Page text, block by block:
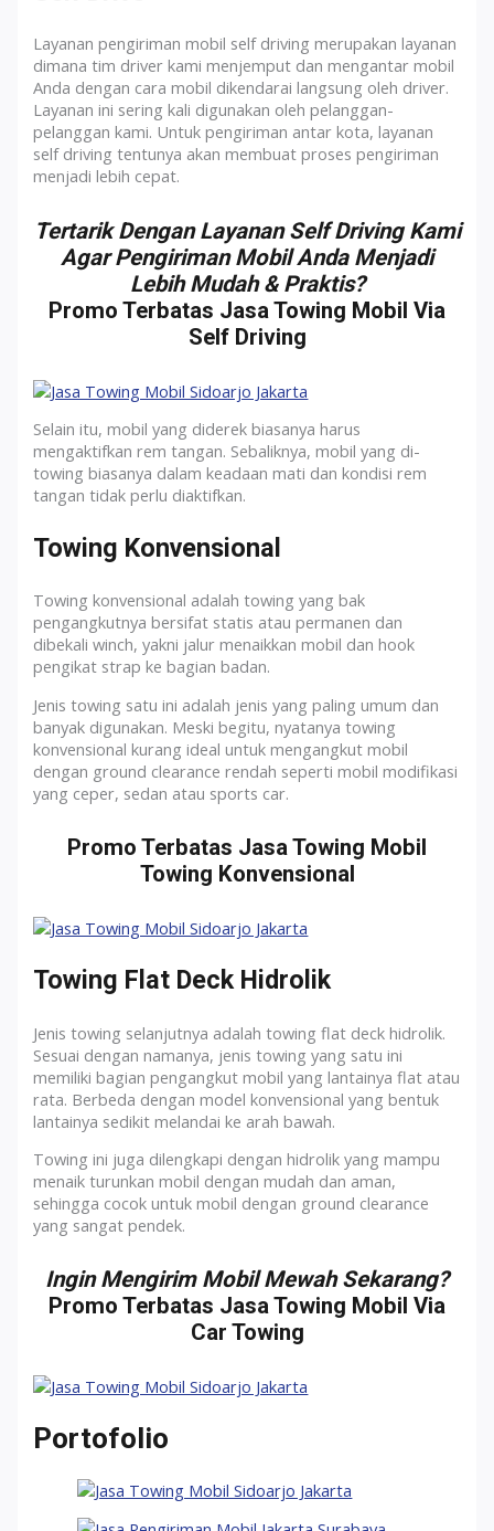
Layanan pengiriman mobil self driving merupakan layanan
dimana tim driver kami menjemput dan mengantar mobil
Anda dengan cara mobil dikendarai langsung oleh driver.
Layanan ini sering kali digunakan oleh pelanggan-
pelanggan kami. Untuk pengiriman antar kota, layanan
self driving tentunya akan membuat proses pengiriman
menjadi lebih cepat.
Tertarik Dengan Layanan Self Driving Kami
Agar Pengiriman Mobil Anda Menjadi
Lebih Mudah & Praktis?
Promo Terbatas Jasa Towing Mobil Via
Self Driving
Selain itu, mobil yang diderek biasanya harus
mengaktifkan rem tangan. Sebaliknya, mobil yang di-
towing biasanya dalam keadaan mati dan kondisi rem
tangan tidak perlu diaktifkan.
Towing Konvensional
Towing konvensional adalah towing yang bak
pengangkutnya bersifat statis atau permanen dan
dibekali winch, yakni jalur menaikkan mobil dan hook
pengikat strap ke bagian badan.
Jenis towing satu ini adalah jenis yang paling umum dan
banyak digunakan. Meski begitu, nyatanya towing
konvensional kurang ideal untuk mengangkut mobil
dengan ground clearance rendah seperti mobil modifikasi
yang ceper, sedan atau sports car.
Promo Terbatas Jasa Towing Mobil
Towing Konvensional
Towing Flat Deck Hidrolik
Jenis towing selanjutnya adalah towing flat deck hidrolik.
Sesuai dengan namanya, jenis towing yang satu ini
memiliki bagian pengangkut mobil yang lantainya flat atau
rata. Berbeda dengan model konvensional yang bentuk
lantainya sedikit melandai ke arah bawah.
Towing ini juga dilengkapi dengan hidrolik yang mampu
menaik turunkan mobil dengan mudah dan aman,
sehingga cocok untuk mobil dengan ground clearance
yang sangat pendek.
Ingin Mengirim Mobil Mewah Sekarang?
Promo Terbatas Jasa Towing Mobil Via
Car Towing
Portofolio